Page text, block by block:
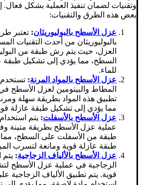
وتقنيات لضمان تنفيذ العملية بشكل
بعض هذه الطرق والتقنيات:
عزل الأسطح بالبوليوريثان: تعتبر
بالبوليوريثان من أحدث التقنيات
العزل، حيث يتم رش طبقة من
السطح، مما يؤدي إلى تشكيل طبقة
للماء.
عزل الأسطح بالمواد المرنة:
المطاط والبيتومين لعزل الأسطح
تطبيق هذه المواد بطريقة سهلة
مما يؤدي إلى تشكيل طبقة عازلة
عزل الأسطح بالأسفلت: يتم
عملية عزل الأسطح بطريقة متينة
طبقة من الأسفلت على السطح،
طبقة عازلة قوية ومانعة لتسرب
عزل الأسطح بالألياف الزجاجية: يتم
الزجاجية في عملية عزل الأسطح
قوية. يتم تطبيق الألياف الزجاجية